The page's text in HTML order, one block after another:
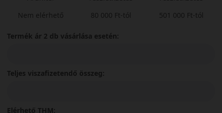
Nem elérhető
80 000 Ft-tól
501 000 Ft-tól
Termék ár 2 db vásárlása esetén:
Teljes viszafizetendő összeg:
Elérhető THM: